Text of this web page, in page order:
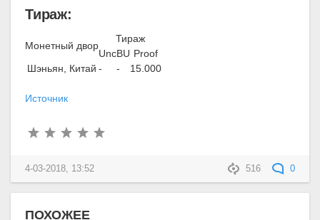
Тираж:
Монетный двор
Тираж
UncBU Proof
Шэньян, Китай - - 15.000
Источник
516 0
4-03-2018, 13:52
ПОХОЖЕЕ